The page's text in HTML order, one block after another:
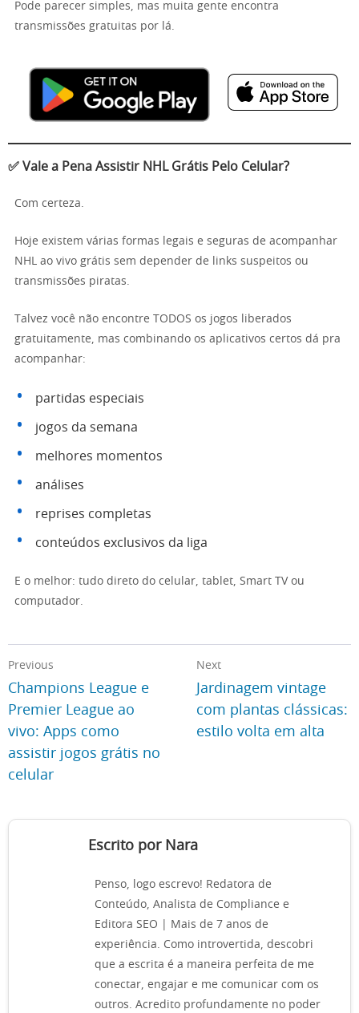
Pode parecer simples, mas muita gente encontra
transmissões gratuitas por lá.
✅ Vale a Pena Assistir NHL Grátis Pelo Celular?
Com certeza.
Hoje existem várias formas legais e seguras de acompanhar
NHL ao vivo grátis sem depender de links suspeitos ou
transmissões piratas.
Talvez você não encontre TODOS os jogos liberados
gratuitamente, mas combinando os aplicativos certos dá pra
acompanhar:
partidas especiais
jogos da semana
melhores momentos
análises
reprises completas
conteúdos exclusivos da liga
E o melhor: tudo direto do celular, tablet, Smart TV ou
computador.
Previous
Champions League e
Premier League ao
vivo: Apps como
assistir jogos grátis no
celular
Next
Jardinagem vintage
com plantas clássicas:
estilo volta em alta
Escrito por Nara
Penso, logo escrevo! Redatora de
Conteúdo, Analista de Compliance e
Editora SEO | Mais de 7 anos de
experiência. Como introvertida, descobri
que a escrita é a maneira perfeita de me
conectar, engajar e me comunicar com os
outros. Acredito profundamente no poder